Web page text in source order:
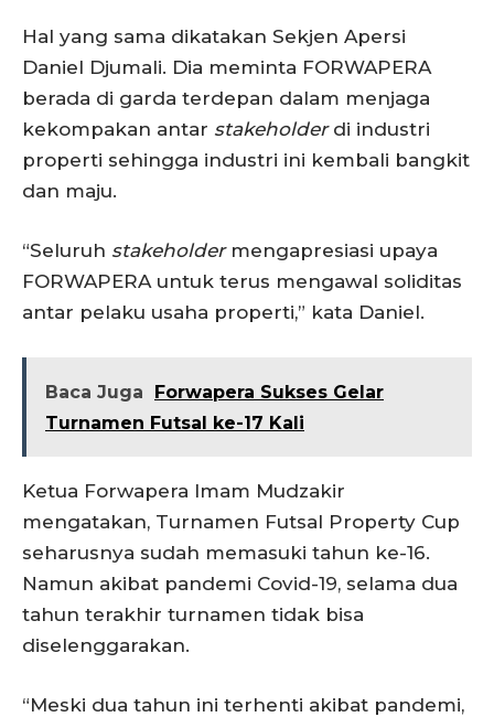
Hal yang sama dikatakan Sekjen Apersi
Daniel Djumali. Dia meminta FORWAPERA
berada di garda terdepan dalam menjaga
kekompakan antar stakeholderdi industri
properti sehingga industri ini kembali bangkit
dan maju.
“Seluruh stakeholdermengapresiasi upaya
FORWAPERA untuk terus mengawal soliditas
antar pelaku usaha properti,” kata Daniel.
Baca Juga
Forwapera Sukses Gelar
Turnamen Futsal ke-17 Kali
Ketua Forwapera Imam Mudzakir
mengatakan, Turnamen Futsal Property Cup
seharusnya sudah memasuki tahun ke-16.
Namun akibat pandemi Covid-19, selama dua
tahun terakhir turnamen tidak bisa
diselenggarakan.
“Meski dua tahun ini terhenti akibat pandemi,